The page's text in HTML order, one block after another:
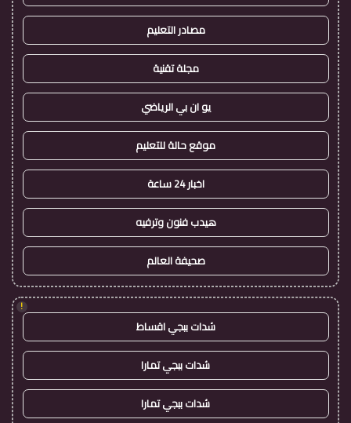
مصادر التعليم
مجلة تقنية
يو ان بي الرياضي
موقع حالة للتعليم
اخبار 24 ساعة
هيدب فنون وترفيه
صحيفة العالم
!
شدات ببجي اقساط
شدات ببجي تمارا
شدات ببجي تمارا